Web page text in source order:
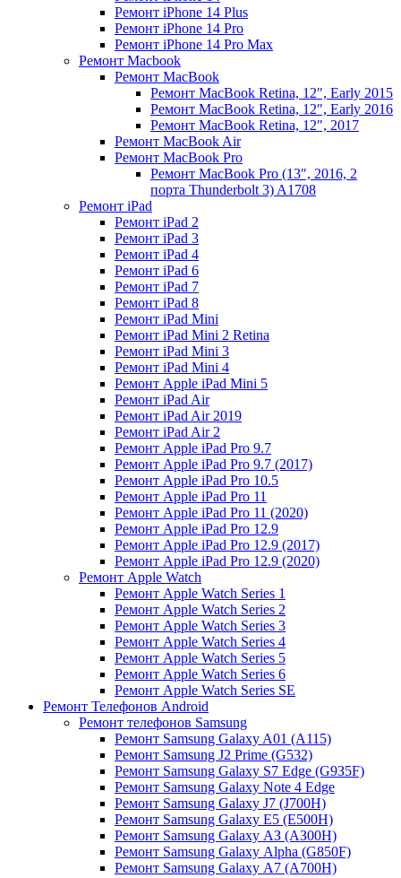
Ремонт iPhone 14 Plus
Ремонт iPhone 14 Pro
Ремонт iPhone 14 Pro Max
Ремонт Macbook
Ремонт MacBook
Ремонт MacBook Retina, 12″, Early 2015
Ремонт MacBook Retina, 12″, Early 2016
Ремонт MacBook Retina, 12″, 2017
Ремонт MacBook Air
Ремонт MacBook Pro
Ремонт MacBook Pro (13″, 2016, 2
порта Thunderbolt 3) A1708
Ремонт iPad
Ремонт iPad 2
Ремонт iPad 3
Ремонт iPad 4
Ремонт iPad 6
Ремонт iPad 7
Ремонт iPad 8
Ремонт iPad Mini
Ремонт iPad Mini 2 Retina
Ремонт iPad Mini 3
Ремонт iPad Mini 4
Ремонт Apple iPad Mini 5
Ремонт iPad Air
Ремонт iPad Air 2019
Ремонт iPad Air 2
Ремонт Apple iPad Pro 9.7
Ремонт Apple iPad Pro 9.7 (2017)
Ремонт Apple iPad Pro 10.5
Ремонт Apple iPad Pro 11
Ремонт Apple iPad Pro 11 (2020)
Ремонт Apple iPad Pro 12.9
Ремонт Apple iPad Pro 12.9 (2017)
Ремонт Apple iPad Pro 12.9 (2020)
Ремонт Apple Watch
Ремонт Apple Watch Series 1
Ремонт Apple Watch Series 2
Ремонт Apple Watch Series 3
Ремонт Apple Watch Series 4
Ремонт Apple Watch Series 5
Ремонт Apple Watch Series 6
Ремонт Apple Watch Series SE
Ремонт Телефонов Android
Ремонт телефонов Samsung
Ремонт Samsung Galaxy A01 (A115)
Ремонт Samsung J2 Prime (G532)
Ремонт Samsung Galaxу S7 Edge (G9З5F)
Ремонт Samsung Galaxу Note 4 Edge
Ремонт Samsung Galaxу J7 (J700H)
Ремонт Samsung Galaxу E5 (E500H)
Ремонт Samsung Galaxу AЗ (AЗ00H)
Ремонт Samsung Galaxу Alpha (G850F)
Ремонт Samsung Galaxу A7 (A700H)